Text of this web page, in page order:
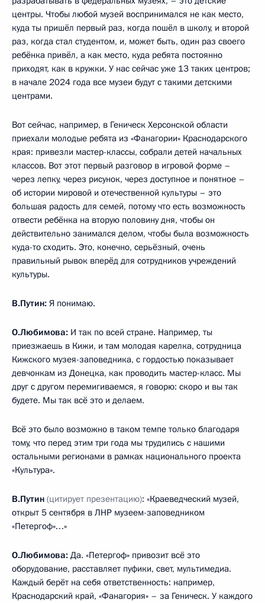
центры. Чтобы любой музей воспринимался не как место,
куда ты пришёл первый раз, когда пошёл в школу, и второй
раз, когда стал студентом, и, может быть, один раз своего
ребёнка привёл, а как место, куда ребята постоянно
приходят, как в кружки. У нас сейчас уже 13 таких центров;
в начале 2024 года все музеи будут с такими детскими
центрами.
Вот сейчас, например, в Геническ Херсонской области
приехали молодые ребята из «Фанагории» Краснодарского
края: привезли мастер-классы, собрали детей начальных
классов. Вот этот первый разговор в игровой форме –
через лепку, через рисунок, через доступное и понятное –
об истории мировой и отечественной культуры – это
большая радость для семей, потому что есть возможность
отвести ребёнка на вторую половину дня, чтобы он
действительно занимался делом, чтобы была возможность
куда-то сходить. Это, конечно, серьёзный, очень
правильный рывок вперёд для сотрудников учреждений
культуры.
В.Путин: Я понимаю.
О.Любимова: И так по всей стране. Например, ты
приезжаешь в Кижи, и там молодая карелка, сотрудница
Кижского музея-заповедника, с гордостью показывает
девчонкам из Донецка, как проводить мастер-класс. Мы
друг с другом перемигиваемся, я говорю: скоро и вы так
будете. Мы так всё это и делаем.
Всё это было возможно в таком темпе только благодаря
тому, что перед этим три года мы трудились с нашими
остальными регионами в рамках национального проекта
«Культура».
В.Путин (цитирует презентацию): «Краеведческий музей,
открыт 5 сентября в ЛНР музеем-заповедником
«Петергоф»…»
О.Любимова: Да. «Петергоф» привозит всё это
оборудование, расставляет пуфики, свет, мультимедиа.
Каждый берёт на себя ответственность: например,
Краснодарский край, «Фанагория» – за Геническ. У каждого